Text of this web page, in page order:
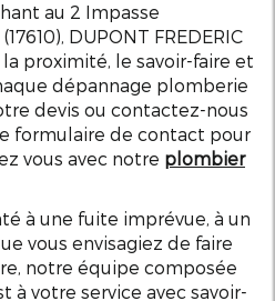
au 2 Impasse
DUPONT FREDERIC
proximité, le savoir-faire et
dépannage plomberie
devis ou contactez-nous
formulaire de contact pour
vous avec notre plombier
à une fuite imprévue, à un
vous envisagiez de faire
notre équipe composée
à votre service avec savoir-